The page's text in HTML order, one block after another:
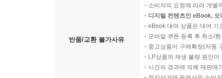
반품/교환 불가사유
소비자의 요청에 따라 개별
디지털 컨텐츠인 eBook,
eBook 대여 상품은 대여 기
모바일 쿠폰 등록 후 취소/
중고상품이 구매확정(자동
LP상품의 재생 불량 원인
시간의 경과에 의해 재판매